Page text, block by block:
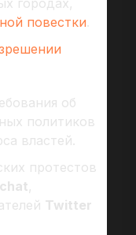
городах,
повестки.
об
политиков
властей.
протестов
,
Twitter